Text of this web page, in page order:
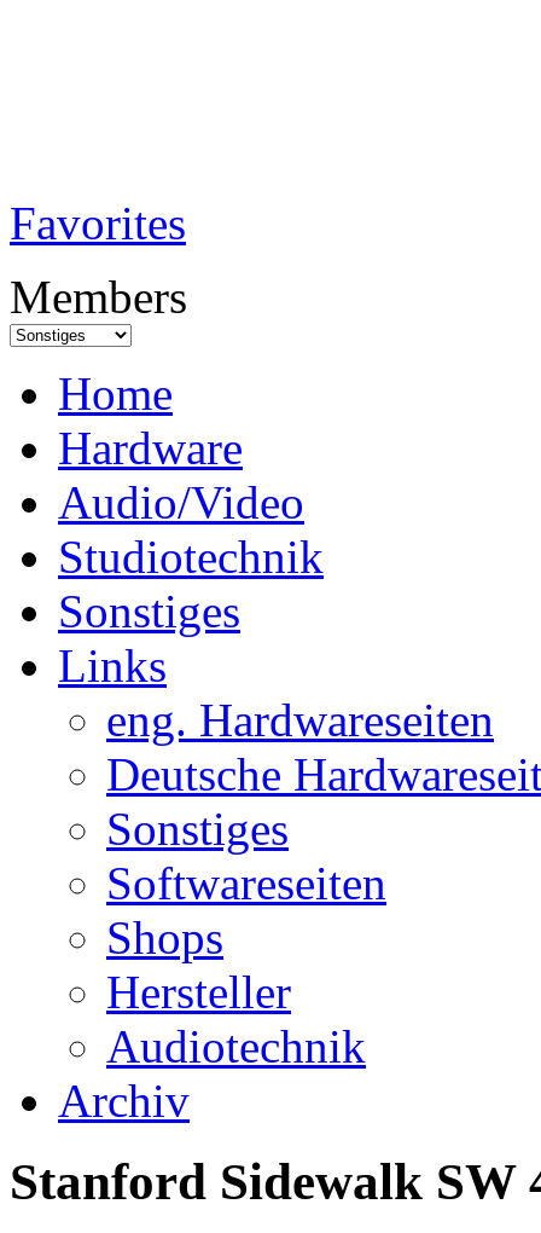
Favorites
Members
Home
Hardware
Audio/Video
Studiotechnik
Sonstiges
Links
eng. Hardwareseiten
Deutsche
Sonstiges
Softwareseiten
Shops
Hersteller
Audiotechnik
Archiv
Stanford Sidewalk SW